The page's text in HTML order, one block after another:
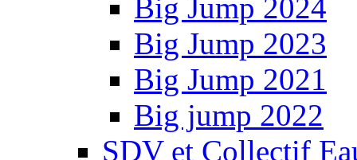
Big Jump 2024
Big Jump 2023
Big Jump 2021
Big jump 2022
SDV et Collectif